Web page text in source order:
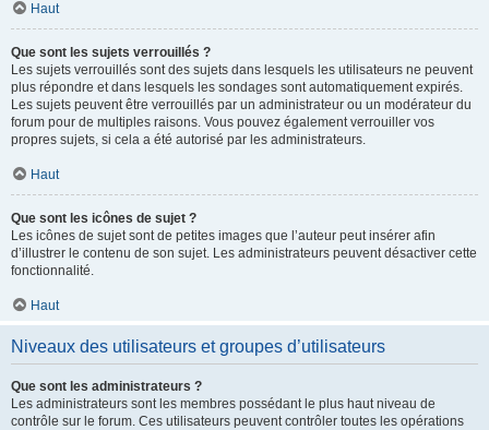
Haut
Que sont les sujets verrouillés ?
Les sujets verrouillés sont des sujets dans lesquels les utilisateurs ne peuvent
plus répondre et dans lesquels les sondages sont automatiquement expirés.
Les sujets peuvent être verrouillés par un administrateur ou un modérateur du
forum pour de multiples raisons. Vous pouvez également verrouiller vos
propres sujets, si cela a été autorisé par les administrateurs.
Haut
Que sont les icônes de sujet ?
Les icônes de sujet sont de petites images que l’auteur peut insérer afin
d’illustrer le contenu de son sujet. Les administrateurs peuvent désactiver cette
fonctionnalité.
Haut
Niveaux des utilisateurs et groupes d’utilisateurs
Que sont les administrateurs ?
Les administrateurs sont les membres possédant le plus haut niveau de
contrôle sur le forum. Ces utilisateurs peuvent contrôler toutes les opérations